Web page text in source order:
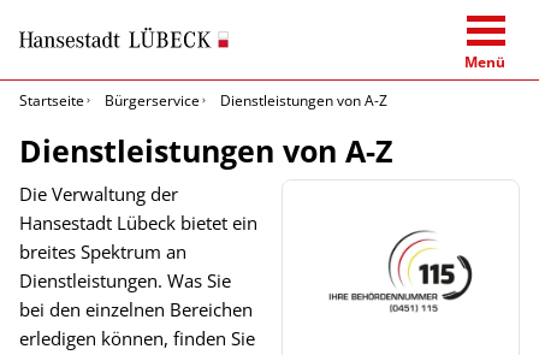
Menü
Startseite
Bürgerservice Dienstleistungen von A-Z
Dienstleistungen von A-Z
Die Verwaltung der
Hansestadt Lübeck bietet ein
breites Spektrum an
Dienstleistungen. Was Sie
bei den einzelnen Bereichen
erledigen können, finden Sie